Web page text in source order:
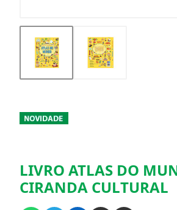
LIVRO ATLAS DO
CIRANDA CULTURAL